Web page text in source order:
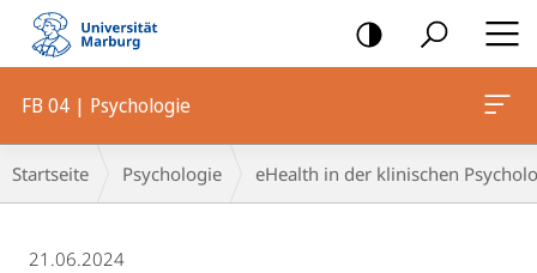
Mobile-
Navigation
FB 04 | Psychologie
Breadcrumb-
Navigation
Startseite Psychologie eHealth in der klinischen
21.06.2024